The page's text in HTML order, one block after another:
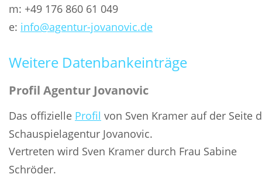
m: +49 176 860 61 049
e: info@agentur-jovanovic.de
Weitere Datenbankeinträge
Profil Agentur Jovanovic
Das offizielle Profil von Sven Kramer auf der Seite
Schauspielagentur Jovanovic.
Vertreten wird Sven Kramer durch Frau Sabine
Schröder.